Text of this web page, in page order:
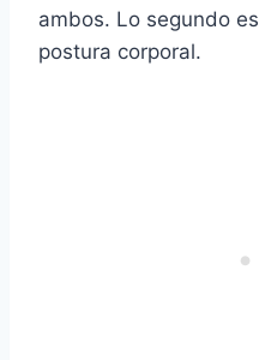
ambos. Lo segundo
postura corporal.